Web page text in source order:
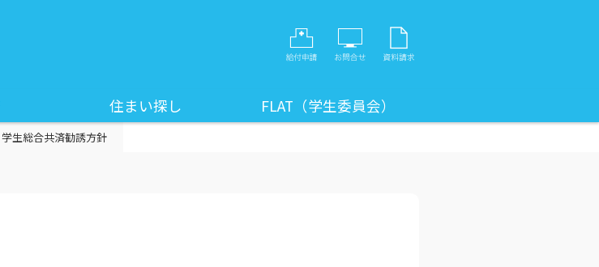
住まい探し FLAT（学生委員会）
学生総合共済勧誘方針